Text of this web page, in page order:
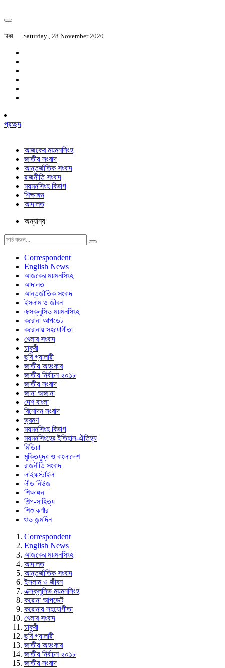
ঢাকা Saturday , 28 November 2020
প্রচ্ছদ
আজকের ময়মনসিংহ
জাতীয় সংবাদ
আন্তর্জাতিক সংবাদ
রাজনীতি সংবাদ
ময়মনসিংহ বিভাগ
শিক্ষাঙ্গন
আদালত
অন্যান্য
Correspondent
English News
আজকের ময়মনসিংহ
আদালত
আন্তর্জাতিক সংবাদ
ইসলাম ও জীবন
এক্সক্লুসিভ ময়মনসিংহ
করোনা আপডেট
করোনায় সহযোগীতা
খেলার সংবাদ
চাকুরী
ছবি গ্যালারী
জাতীয় অহংকার
জাতীয় নির্বাচন ২০১৮
জাতীয় সংবাদ
জানা অজানা
দেশ বাংলা
বিনোদন সংবাদ
ভ্রমণ
ময়মনসিংহ বিভাগ
ময়মনসিংহের ইতিহাস-ঐতিহ্য
মিডিয়া
মুক্তিযুদ্ধ ও বাংলাদেশ
রাজনীতি সংবাদ
লাইফস্টাইল
লীড নিউজ
শিক্ষাঙ্গন
শিল্প-সাহিত্য
শিশু কর্ণার
শুভ জন্মদিন
Correspondent
English News
আজকের ময়মনসিংহ
আদালত
আন্তর্জাতিক সংবাদ
ইসলাম ও জীবন
এক্সক্লুসিভ ময়মনসিংহ
করোনা আপডেট
করোনায় সহযোগীতা
খেলার সংবাদ
চাকুরী
ছবি গ্যালারী
জাতীয় অহংকার
জাতীয় নির্বাচন ২০১৮
জাতীয় সংবাদ